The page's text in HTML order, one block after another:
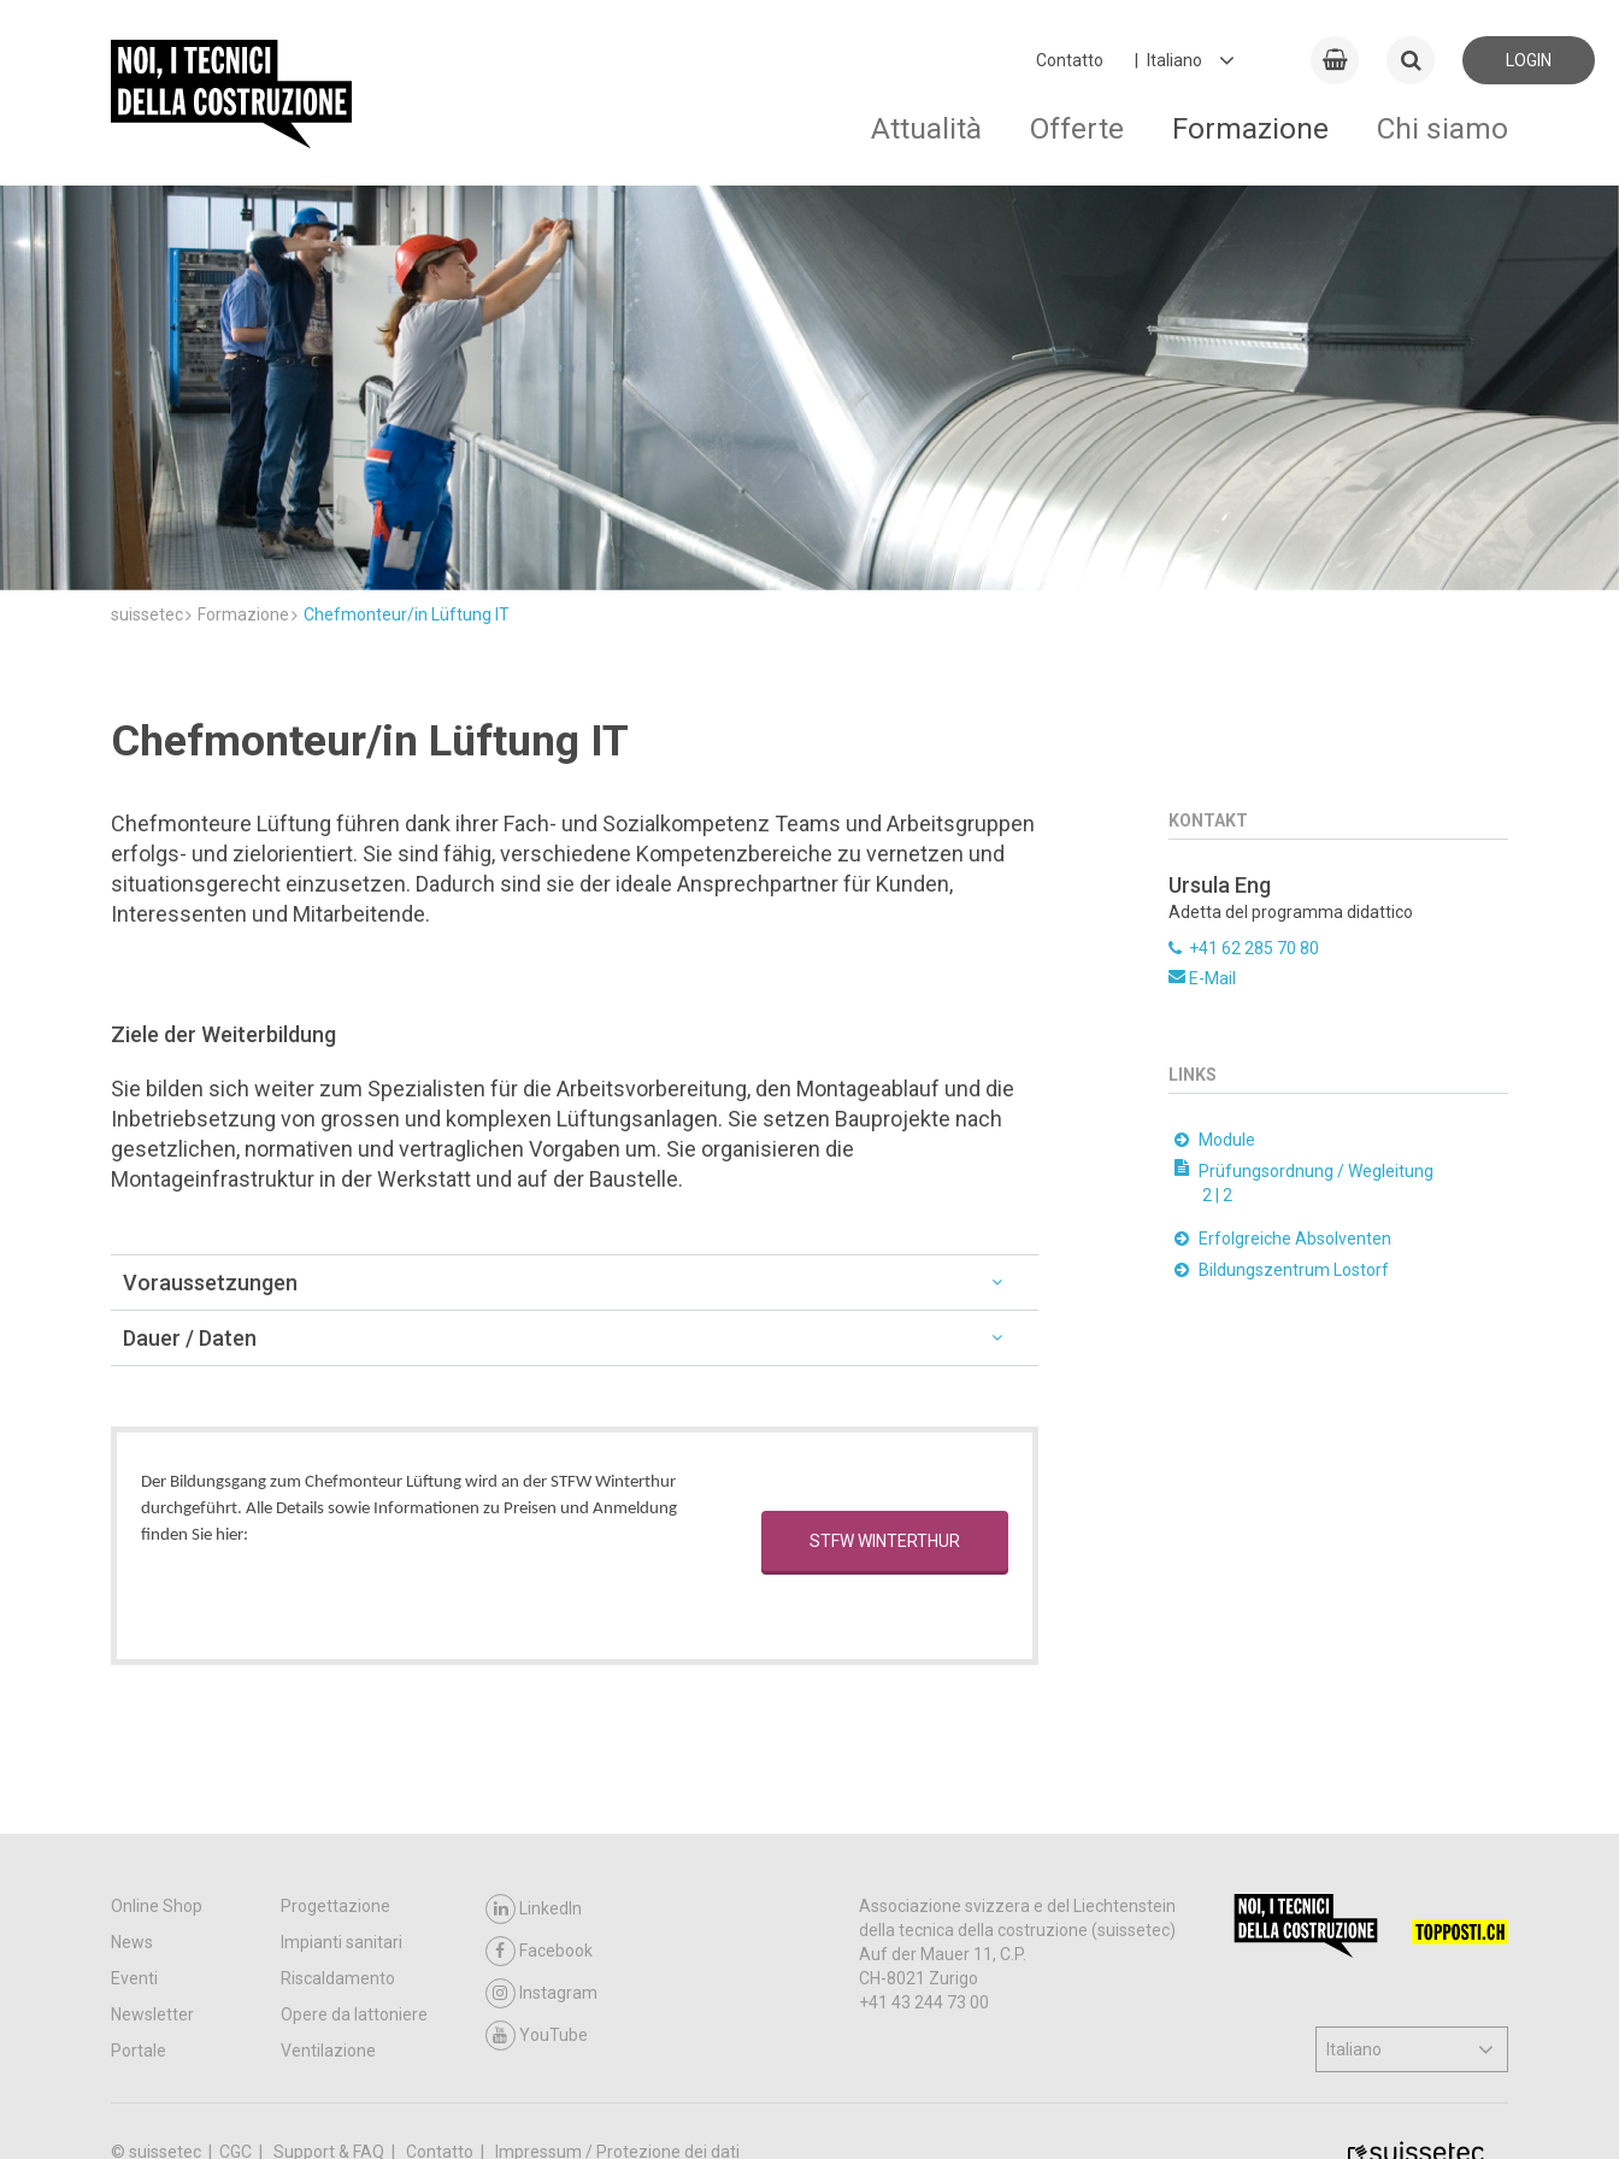
Contatto LOGIN
Attualità Offerte Formazione Chi siamo
suissetec Formazione Chefmonteur/in Lüftung IT
Chefmonteur/in Lüftung IT
Chefmonteure Lüftung führen dank ihrer Fach- und Sozialkompetenz Teams und Arbeitsgruppen
erfolgs- und zielorientiert. Sie sind fähig, verschiedene Kompetenzbereiche zu vernetzen und
situationsgerecht einzusetzen. Dadurch sind sie der ideale Ansprechpartner für Kunden,
Interessenten und Mitarbeitende.
Ziele der Weiterbildung
Sie bilden sich weiter zum Spezialisten für die Arbeitsvorbereitung, den Montageablauf und die
Inbetriebsetzung von grossen und komplexen Lüftungsanlagen. Sie setzen Bauprojekte nach
gesetzlichen, normativen und vertraglichen Vorgaben um. Sie organisieren die
Montageinfrastruktur in der Werkstatt und auf der Baustelle.
Voraussetzungen
Dauer / Daten
Der Bildungsgang zum Chefmonteur Lüftung wird an der STFW Winterthur
durchgeführt. Alle Details sowie Informationen zu Preisen und Anmeldung
finden Sie hier:
STFW WINTERTHUR
KONTAKT
Ursula Eng
Adetta del programma didattico
+41 62 285 70 80
E-Mail
LINKS
Module
Prüfungsordnung / Wegleitung
2 | 2
Erfolgreiche Absolventen
Bildungszentrum Lostorf
Online Shop
Progettazione
News
Impianti sanitari
Eventi
Riscaldamento
Newsletter
Opere da lattoniere
Portale
Ventilazione
LinkedIn
Facebook
Instagram
YouTube
Associazione svizzera e del Liechtenstein
della tecnica della costruzione (suissetec)
Auf der Mauer 11, C.P.
CH-8021 Zurigo
+41 43 244 73 00
© suissetec | CGC Support & FAQ Contatto Impressum / Protezione dei dati